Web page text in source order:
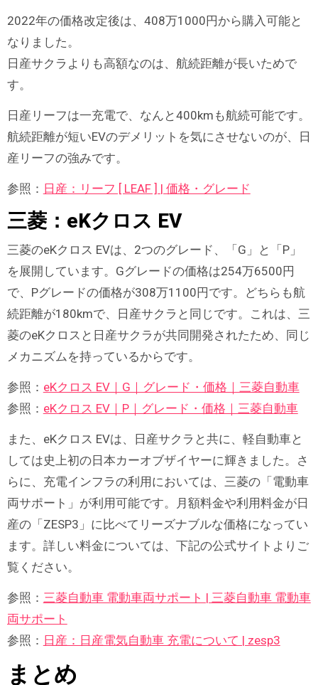
2022年の価格改定後は、408万1000円から購入可能と
なりました。
日産サクラよりも高額なのは、航続距離が長いためで
す。
日産リーフは一充電で、なんと400kmも航続可能です。
航続距離が短いEVのデメリットを気にさせないのが、日
産リーフの強みです。
参照： 日産：リーフ [ LEAF ] | 価格・グレード
三菱：eKクロス EV
三菱のeKクロス EVは、2つのグレード、「G」と「P」
を展開しています。Gグレードの価格は254万6500円
で、Pグレードの価格が308万1100円です。どちらも航
続距離が180kmで、日産サクラと同じです。これは、三
菱のeKクロスと日産サクラが共同開発されたため、同じ
メカニズムを持っているからです。
参照： eKクロス EV｜G｜グレード・価格｜三菱自動車
参照： eKクロス EV｜P｜グレード・価格｜三菱自動車
また、eKクロス EVは、日産サクラと共に、軽自動車と
しては史上初の日本カーオブザイヤーに輝きました。さ
らに、充電インフラの利用においては、三菱の「電動車
両サポート」が利用可能です。月額料金や利用料金が日
産の「ZESP3」に比べてリーズナブルな価格になってい
ます。詳しい料金については、下記の公式サイトよりご
覧ください。
参照： 三菱自動車 電動車両サポート | 三菱自動車 電動車
両サポート
参照： 日産：日産電気自動車 充電について | zesp3
まとめ